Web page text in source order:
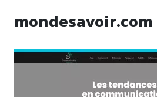
mondesavoir.com